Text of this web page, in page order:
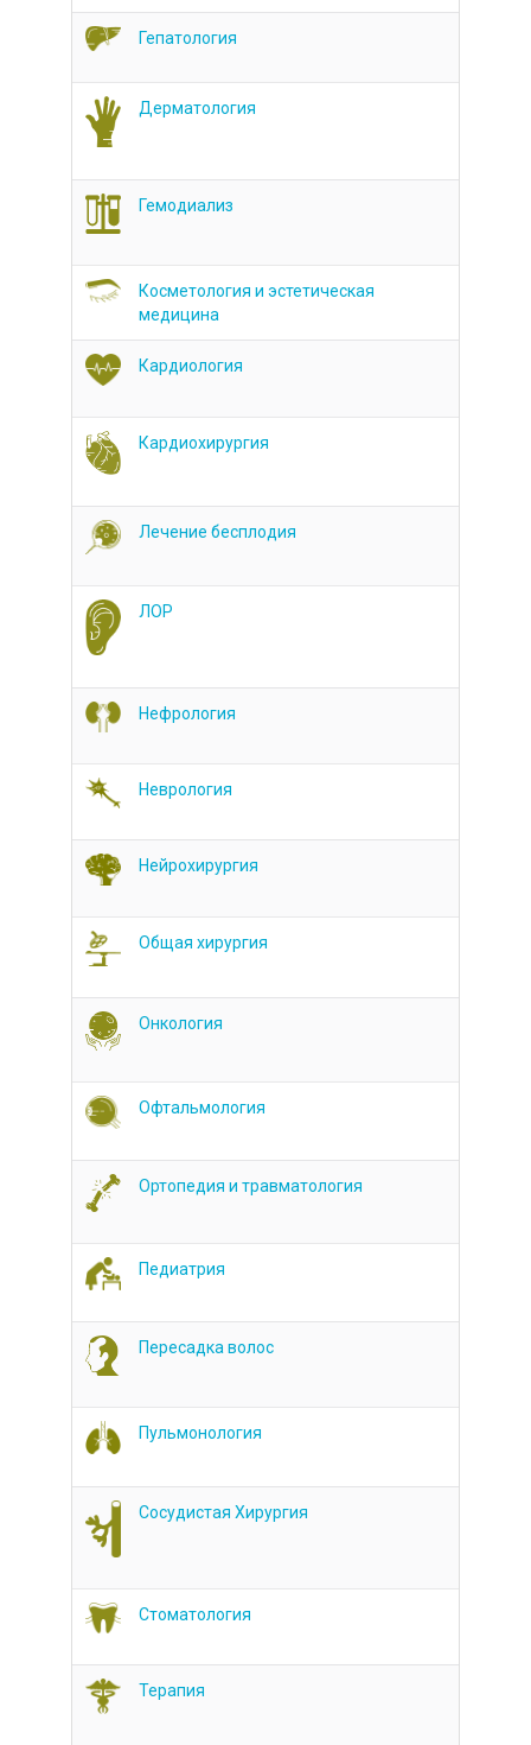
Гепатология
Дерматология
Гемодиализ
Косметология и эстетическая
медицина
Кардиология
Кардиохирургия
Лечение бесплодия
ЛОР
Нефрология
Неврология
Нейрохирургия
Общая хирургия
Онкология
Офтальмология
Ортопедия и травматология
Педиатрия
Пересадка волос
Пульмонология
Сосудистая Хирургия
Стоматология
Терапия